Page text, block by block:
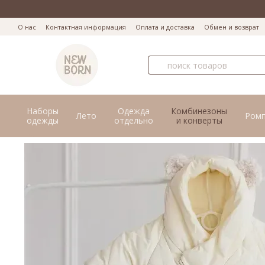
О нас Контактная информация Оплата и доставка Обмен и возврат
Наборы
одежды
Лето
Одежда
отдельно
Комбинезоны
и конверты